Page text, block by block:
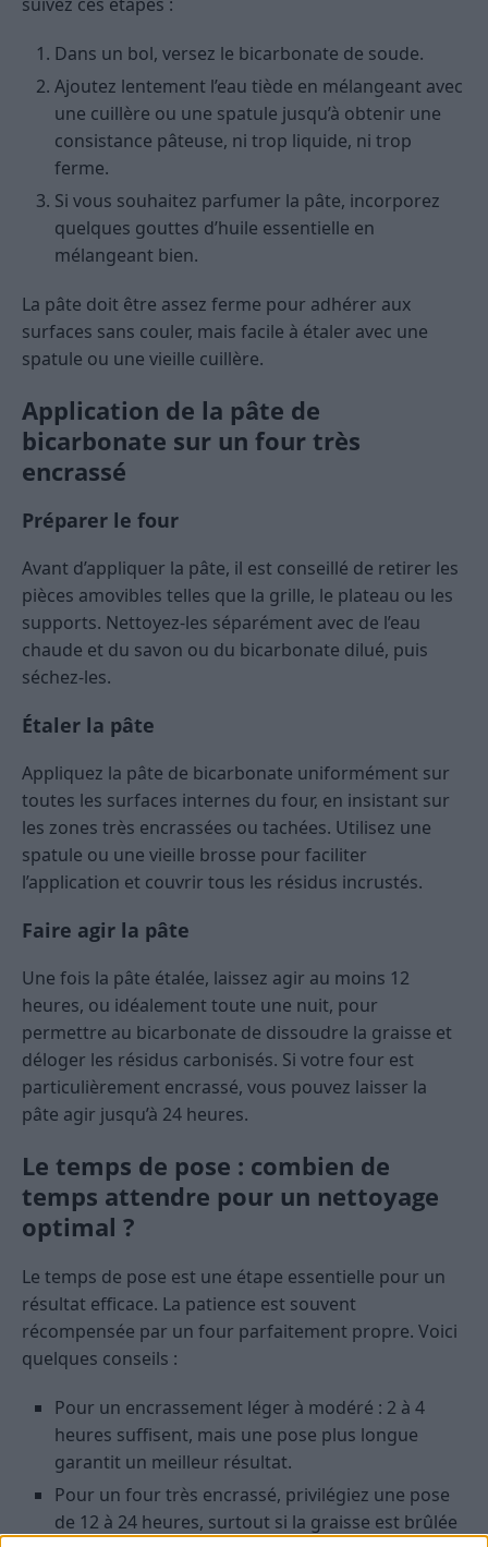
Dans un bol, versez le bicarbonate de soude.
Ajoutez lentement l’eau tiède en mélangeant avec
une cuillère ou une spatule jusqu’à obtenir une
consistance pâteuse, ni trop liquide, ni trop
ferme.
Si vous souhaitez parfumer la pâte, incorporez
quelques gouttes d’huile essentielle en
mélangeant bien.
La pâte doit être assez ferme pour adhérer aux
surfaces sans couler, mais facile à étaler avec une
spatule ou une vieille cuillère.
Application de la pâte de
bicarbonate sur un four très
encrassé
Préparer le four
Avant d’appliquer la pâte, il est conseillé de retirer les
pièces amovibles telles que la grille, le plateau ou les
supports. Nettoyez-les séparément avec de l’eau
chaude et du savon ou du bicarbonate dilué, puis
séchez-les.
Étaler la pâte
Appliquez la pâte de bicarbonate uniformément sur
toutes les surfaces internes du four, en insistant sur
les zones très encrassées ou tachées. Utilisez une
spatule ou une vieille brosse pour faciliter
l’application et couvrir tous les résidus incrustés.
Faire agir la pâte
Une fois la pâte étalée, laissez agir au moins 12
heures, ou idéalement toute une nuit, pour
permettre au bicarbonate de dissoudre la graisse et
déloger les résidus carbonisés. Si votre four est
particulièrement encrassé, vous pouvez laisser la
pâte agir jusqu’à 24 heures.
Le temps de pose : combien de
temps attendre pour un nettoyage
optimal ?
Le temps de pose est une étape essentielle pour un
résultat efficace. La patience est souvent
récompensée par un four parfaitement propre. Voici
quelques conseils :
Pour un encrassement léger à modéré : 2 à 4
heures suffisent, mais une pose plus longue
garantit un meilleur résultat.
Pour un four très encrassé, privilégiez une pose
de 12 à 24 heures, surtout si la graisse est brûlée